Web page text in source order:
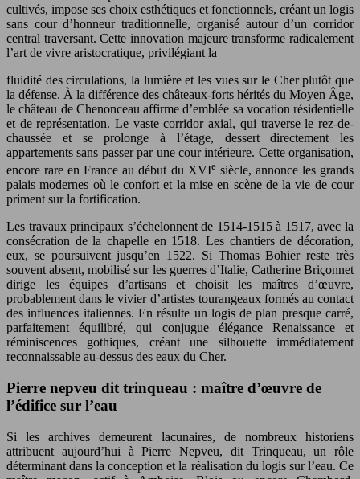
cultivés, impose ses choix esthétiques et fonctionnels, créant un logis
sans cour d’honneur traditionnelle, organisé autour d’un corridor
central traversant. Cette innovation majeure transforme radicalement
l’art de vivre aristocratique, privilégiant la
fluidité des circulations, la lumière et les vues sur le Cher plutôt que
la défense. À la différence des châteaux-forts hérités du Moyen Âge,
le château de Chenonceau affirme d’emblée sa vocation résidentielle
et de représentation. Le vaste corridor axial, qui traverse le rez-de-
chaussée et se prolonge à l’étage, dessert directement les
appartements sans passer par une cour intérieure. Cette organisation,
encore rare en France au début du XVIesiècle, annonce les grands
palais modernes où le confort et la mise en scène de la vie de cour
priment sur la fortification.
Les travaux principaux s’échelonnent de 1514-1515 à 1517, avec la
consécration de la chapelle en 1518. Les chantiers de décoration,
eux, se poursuivent jusqu’en 1522. Si Thomas Bohier reste très
souvent absent, mobilisé sur les guerres d’Italie, Catherine Briçonnet
dirige les équipes d’artisans et choisit les maîtres d’œuvre,
probablement dans le vivier d’artistes tourangeaux formés au contact
des influences italiennes. En résulte un logis de plan presque carré,
parfaitement équilibré, qui conjugue élégance Renaissance et
réminiscences gothiques, créant une silhouette immédiatement
reconnaissable au-dessus des eaux du Cher.
Pierre nepveu dit trinqueau : maître d’œuvre de
l’édifice sur l’eau
Si les archives demeurent lacunaires, de nombreux historiens
attribuent aujourd’hui à Pierre Nepveu, dit Trinqueau, un rôle
déterminant dans la conception et la réalisation du logis sur l’eau. Ce